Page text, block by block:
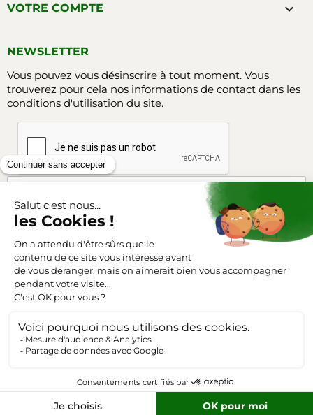
VOTRE COMPTE 
NEWSLETTER
Vous pouvez vous désinscrire à tout moment. Vous
trouverez pour cela nos informations de contact dans les
conditions d'utilisation du site.
SUIVEZ-NOUS
Mentions légales
Conditions générales de vente